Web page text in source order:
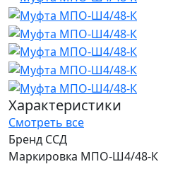
Характеристики
Смотреть все
Бренд ССД
Маркировка МПО-Ш4/48-К